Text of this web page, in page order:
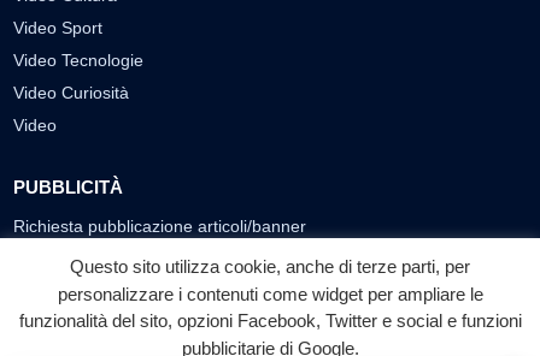
Video Sport
Video Tecnologie
Video Curiosità
Video
PUBBLICITÀ
Richiesta pubblicazione articoli/banner
SEGUICI SUI SOCIAL
f ◎ ▶
Questo sito utilizza cookie, anche di terze parti, per
personalizzare i contenuti come widget per ampliare le
funzionalità del sito, opzioni Facebook, Twitter e social e funzioni
pubblicitarie di Google.